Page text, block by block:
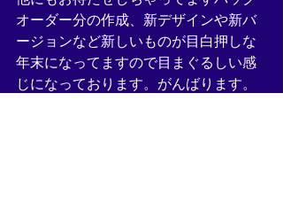
オーダー分の作成、新デザインや新バ
ージョンなど新しいものが目白押しな
年末になってますので目まぐるしい感
じになっております。がんばります。